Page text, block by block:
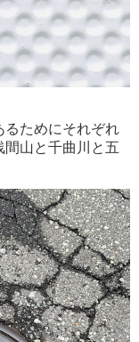
るためにそれぞれ
山と千曲川と五